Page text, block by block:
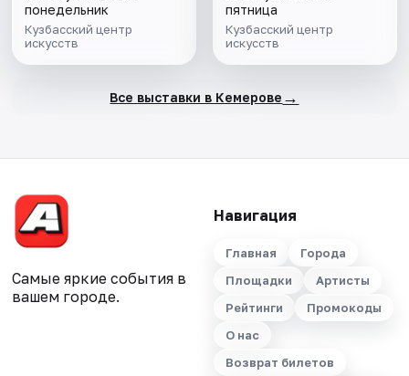
понедельник
Кузбасский центр
искусств
пятница
Кузбасский центр
искусств
Все выставки в Кемерове →
Самые яркие события в
вашем городе.
Навигация
Главная
Города
Площадки
Артисты
Рейтинги
Промокоды
О нас
Возврат билетов